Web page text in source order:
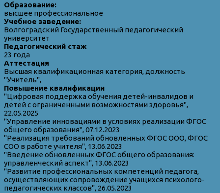
Образование:
высшее профессиональное
Учебное заведение:
Волгоградский Государственный педагогический
университет
Педагогический стаж
23 года
Аттестация
Высшая квалификационная категория, должность
"Учитель",
Повышение квалификации
"Цифровая поддержка обучения детей-инвалидов и
детей с ограниченными возможностями здоровья",
22.05.2025
"Управление инновациями в условиях реализации ФГОС
общего образования", 07.12.2023
"Реализация требований обновленных ФГОС ООО, ФГОС
СОО в работе учителя", 13.06.2023
"Введение обновленных ФГОС общего образования:
управленческий аспект", 13.06.2023
"Развитие профессиональных компетенций педагога,
осуществляющих сопровождение учащихся психолого-
педагогических классов", 26.05.2023